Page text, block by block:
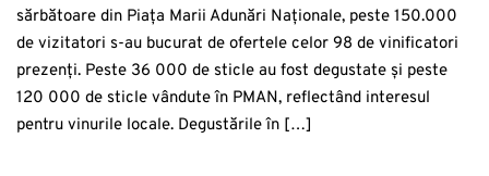
sărbătoare din Piața Marii Adunări Naționale, peste 150.000
de vizitatori s-au bucurat de ofertele celor 98 de vinificatori
prezenți. Peste 36 000 de sticle au fost degustate și peste
120 000 de sticle vândute în PMAN, reflectând interesul
pentru vinurile locale. Degustările în […]